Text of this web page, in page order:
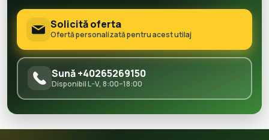
Solicită oferta
Ofertă personalizată pentru acest utilaj
Sună +40265269150
Disponibil L–V, 8:00–18:00